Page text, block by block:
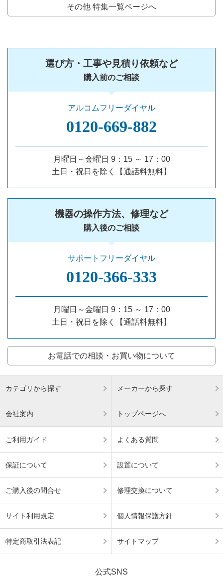
その他 特集一覧ページへ
選び方・工事や見積り依頼など
購入前のご相談
アルコムフリーダイヤル
0120‐669‐882
月曜日～金曜日 9：15 ～ 17：00
土日・祝日を除く【通話料無料】
機器の操作方法、修理など
購入後のご相談
サポートフリーダイヤル
0120‐366‐333
月曜日～金曜日 9：15 ～ 17：00
土日・祝日を除く【通話料無料】
お電話での相談・お買い物について
カテゴリから探す メーカーから探す
会社案内 トップページへ
ご利用ガイド よくある質問
保証について 設置について
ご購入後の問合せ 修理交換について
サイト利用規定 個人情報保護方針
特定商取引法表記 サイトマップ
公式SNS